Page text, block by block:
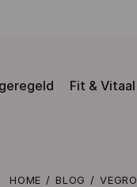
Fit & Vitaal
HOME BLOG VEGRO